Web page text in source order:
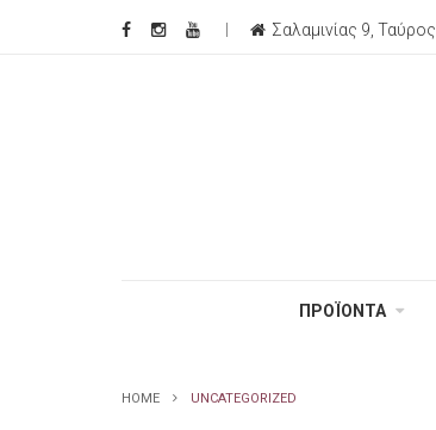
Σαλαμινίας 9, Ταύρος
ΠΡΟΪΟΝΤΑ
HOME UNCATEGORIZED